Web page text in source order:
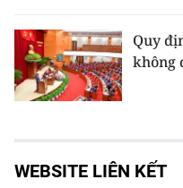
Quy
không
WEBSITE LIÊN KẾT